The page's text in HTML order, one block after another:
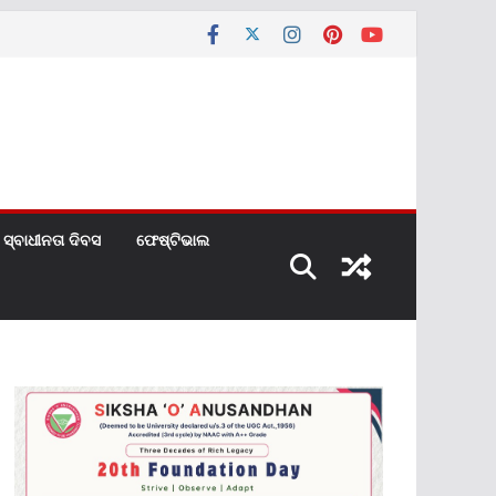
ସ୍ବାଧୀନତା ଦିବସ ଫେଷ୍ଟିଭାଲ